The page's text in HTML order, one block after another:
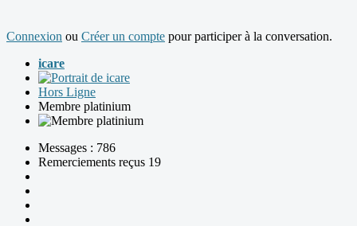
Connexion ou Créer un compte pour participer à la conversation.
icare
Hors Ligne
Membre platinium
Messages : 786
Remerciements reçus 19